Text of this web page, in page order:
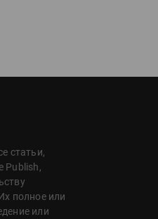
статьи,
Publish,
полное или
или